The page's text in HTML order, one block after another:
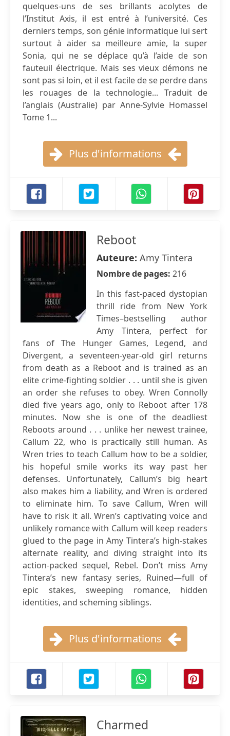
quelques-uns de ses brillants acolytes de
l’Institut Axis, il est entré à l’université. Ces
derniers temps, son génie informatique lui sert
surtout à aider sa meilleure amie, la super
Sonia, qui ne se déplace qu’à l’aide de son
fauteuil électrique. Mais ses vieux démons ne
sont pas si loin, et il est facile de se perdre dans
les rouages de la technologie... Traduit de
l’anglais (Australie) par Anne-Sylvie Homassel
Tome 1...
Plus d'informations
Reboot
Auteure: Amy Tintera
Nombre de pages: 216
In this fast-paced dystopian
thrill ride from New York
Times–bestselling author
Amy Tintera, perfect for
fans of The Hunger Games, Legend, and
Divergent, a seventeen-year-old girl returns
from death as a Reboot and is trained as an
elite crime-fighting soldier . . . until she is given
an order she refuses to obey. Wren Connolly
died five years ago, only to Reboot after 178
minutes. Now she is one of the deadliest
Reboots around . . . unlike her newest trainee,
Callum 22, who is practically still human. As
Wren tries to teach Callum how to be a soldier,
his hopeful smile works its way past her
defenses. Unfortunately, Callum’s big heart
also makes him a liability, and Wren is ordered
to eliminate him. To save Callum, Wren will
have to risk it all. Wren’s captivating voice and
unlikely romance with Callum will keep readers
glued to the page in Amy Tintera’s high-stakes
alternate reality, and diving straight into its
action-packed sequel, Rebel. Don’t miss Amy
Tintera’s new fantasy series, Ruined—full of
epic stakes, sweeping romance, hidden
identities, and scheming siblings.
Plus d'informations
Charmed